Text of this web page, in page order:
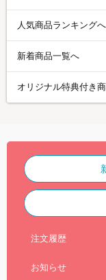
人気商品ランキングへ
新着商品一覧へ
オリジナル特典付き
注文履歴
お知らせ